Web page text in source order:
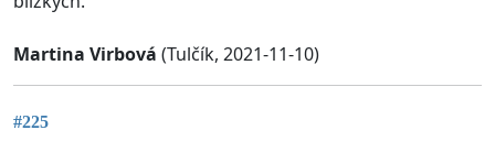
Martina Virbová (Tulčík, 2021-11-10)
#225